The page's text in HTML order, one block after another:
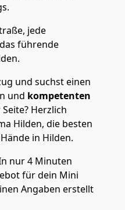
jede
führende
und suchst einen
und kompetenten
Herzlich
Hilden, die besten
in Hilden.
nur 4 Minuten
für dein Mini
Angaben erstellt